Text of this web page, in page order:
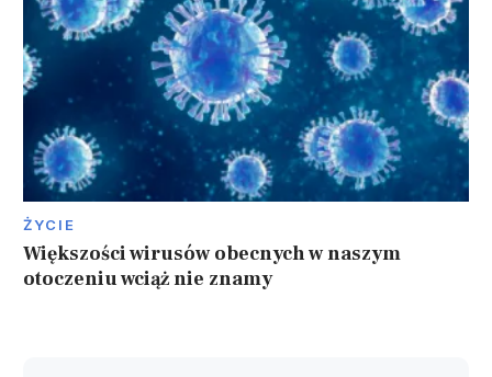
ŻYCIE
Większości wirusów obecnych w naszym
otoczeniu wciąż nie znamy